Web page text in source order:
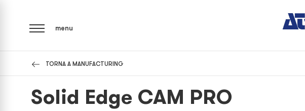
menu
TORNA A MANUFACTURING
Solid Edge CAM PRO